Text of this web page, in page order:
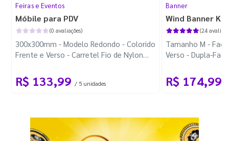
Feiras e Eventos
Móbile para PDV
(0 avaliações)
300x300mm - Modelo Redondo - Colorido
Frente e Verso - Carretel Fio de Nylon
R$ 133,99 / 5 unidades
Banner
Wind Banner
(24
Tamanho M -
Verso - Dupla-
R$ 174,99